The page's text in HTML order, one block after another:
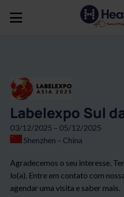
Labelexpo Sul
03/12/2025 – 05/12/2025
Shenzhen – China
Agradecemos o seu interesse.
lo(a). Entre em contato com
agendar uma visita e saber mais.